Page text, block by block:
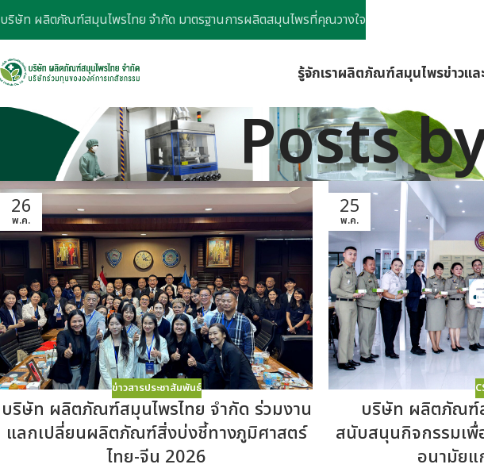
รู้จักเราผลิตภัณฑ์สมุนไพรข่าวแ
Posts
26
พ.ค.
ข่าวสารประชาสัมพันธ์
บริษัท ผลิตภัณฑ์สมุนไพรไทย จำกัด ร่วมงาน
แลกเปลี่ยนผลิตภัณฑ์สิ่งบ่งชี้ทางภูมิศาสตร์
ไทย-จีน 2026
25
พ.ค.
บริษัท ผลิตภัณฑ์
สนับสนุนกิจกรรมเพื่
อนามัย
บริษัท ผลิตภัณฑ์สมุนไพรไทย จำกัด มาตรฐานการผลิตสมุนไพรที่คุณวางใจ